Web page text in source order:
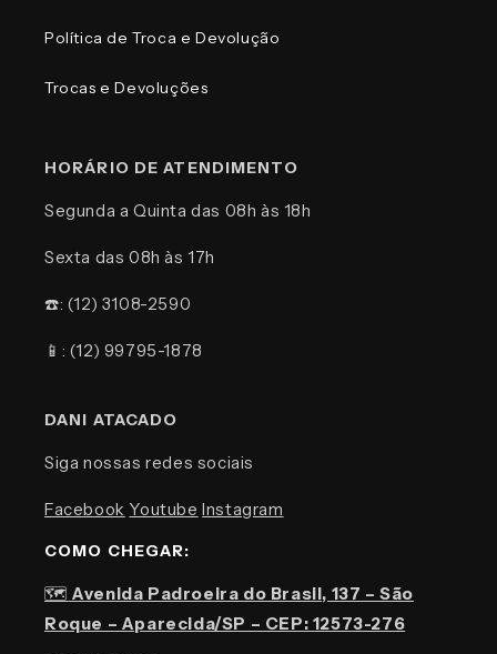
Política de Troca e Devolução
Trocas e Devoluções
HORÁRIO DE ATENDIMENTO
Segunda a Quinta das 08h às 18h
Sexta das 08h às 17h
☎️: (12) 3108-2590
📱: (12) 99795-1878
DANI ATACADO
Siga nossas redes sociais
Facebook Youtube Instagram
COMO CHEGAR:
🗺️ Avenida Padroeira do Brasil, 137 – São
Roque – Aparecida/SP – CEP: 12573-276